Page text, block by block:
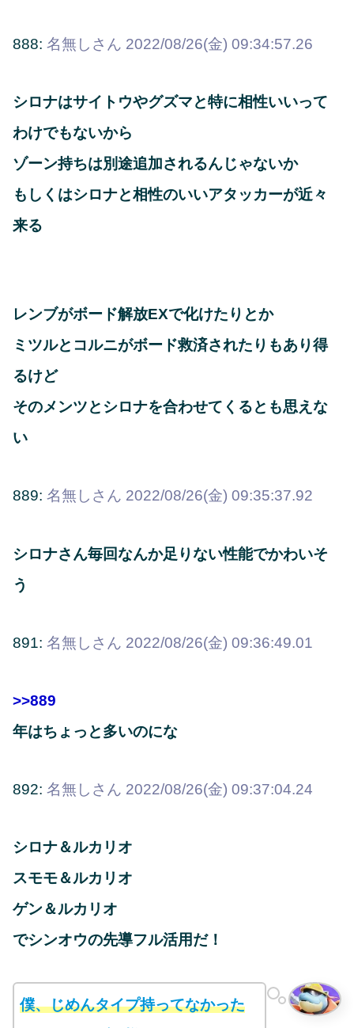
888: 名無しさん 2022/08/26(金) 09:34:57.26
シロナはサイトウやグズマと特に相性いいって
わけでもないから
ゾーン持ちは別途追加されるんじゃないか
もしくはシロナと相性のいいアタッカーが近々
来る
レンブがボード解放EXで化けたりとか
ミツルとコルニがボード救済されたりもあり得
るけど
そのメンツとシロナを合わせてくるとも思えな
い
889: 名無しさん 2022/08/26(金) 09:35:37.92
シロナさん毎回なんか足りない性能でかわいそ
う
891: 名無しさん 2022/08/26(金) 09:36:49.01
>>889
年はちょっと多いのにな
892: 名無しさん 2022/08/26(金) 09:37:04.24
シロナ＆ルカリオ
スモモ＆ルカリオ
ゲン＆ルカリオ
でシンオウの先導フル活用だ！
僕、じめんタイプ持ってなかった